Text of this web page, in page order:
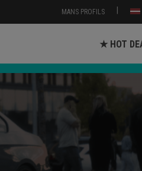
|
MANS PROFILS
★ HOT